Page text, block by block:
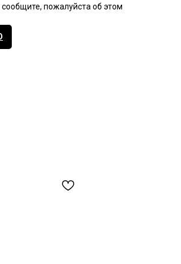
сообщите, пожалуйста об этом